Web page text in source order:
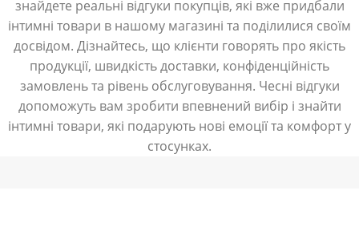
знайдете реальні відгуки покупців, які вже придбали
інтимні товари в нашому магазині та поділилися своїм
досвідом. Дізнайтесь, що клієнти говорять про якість
продукції, швидкість доставки, конфіденційність
замовлень та рівень обслуговування. Чесні відгуки
допоможуть вам зробити впевнений вибір і знайти
інтимні товари, які подарують нові емоції та комфорт у
стосунках.